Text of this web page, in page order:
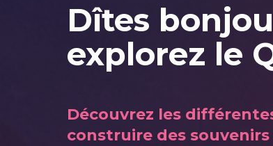
Dîtes
explorez le
Découvrez les
construire des